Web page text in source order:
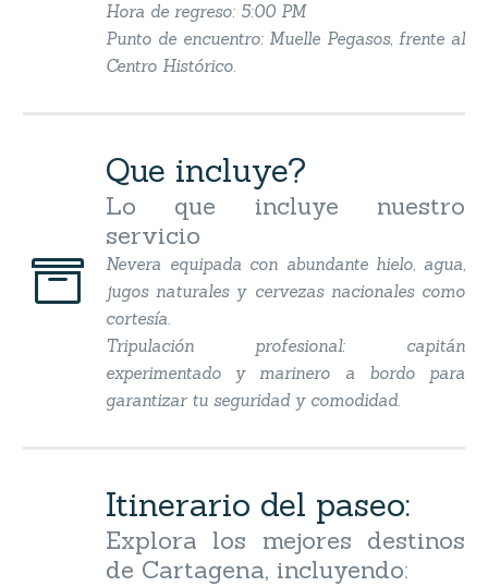
Hora de regreso: 5:00 PM
Punto de encuentro: Muelle Pegasos, frente al
Centro Histórico.


Que incluye?
Lo que incluye nuestro
servicio
Nevera equipada con abundante hielo, agua,
jugos naturales y cervezas nacionales como
cortesía.
Tripulación profesional: capitán
experimentado y marinero a bordo para
garantizar tu seguridad y comodidad.
Itinerario del paseo:
Explora los mejores destinos
de Cartagena, incluyendo: